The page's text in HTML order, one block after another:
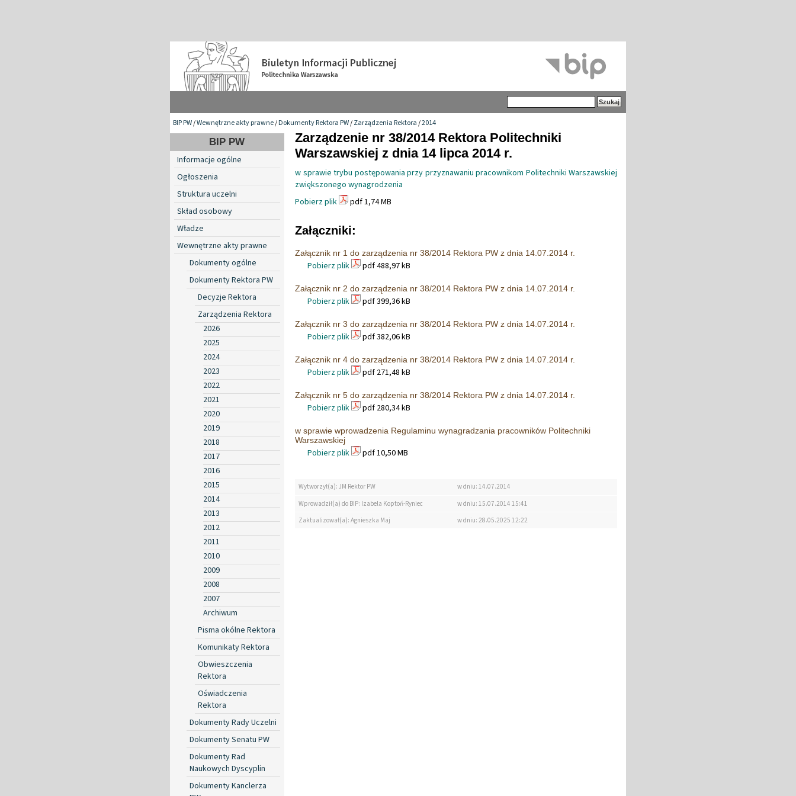
BIP PW/Wewnętrzne akty prawne/Dokumenty Rektora PW/Zarządzenia Rektora/2014
BIP PW
Informacje ogólne
Ogłoszenia
Struktura uczelni
Skład osobowy
Władze
Wewnętrzne akty prawne
Dokumenty ogólne
Dokumenty Rektora PW
Decyzje Rektora
Zarządzenia Rektora
2026
2025
2024
2023
2022
2021
2020
2019
2018
2017
2016
2015
2014
2013
2012
2011
2010
2009
2008
2007
Archiwum
Pisma okólne Rektora
Komunikaty Rektora
Obwieszczenia
Rektora
Oświadczenia
Rektora
Dokumenty Rady Uczelni
Dokumenty Senatu PW
Dokumenty Rad
Naukowych Dyscyplin
Dokumenty Kanclerza
Zarządzenie nr 38/2014 Rektora Politechniki
Warszawskiej z dnia 14 lipca 2014 r.
w sprawie trybu postępowania przy przyznawaniu pracownikom Politechniki Warszawskiej
zwiększonego wynagrodzenia
Pobierz plik
pdf 1,74 MB
Załączniki:
Załącznik nr 1 do zarządzenia nr 38/2014 Rektora PW z dnia 14.07.2014 r.
Pobierz plik pdf 488,97 kB
Załącznik nr 2 do zarządzenia nr 38/2014 Rektora PW z dnia 14.07.2014 r.
Pobierz plik pdf 399,36 kB
Załącznik nr 3 do zarządzenia nr 38/2014 Rektora PW z dnia 14.07.2014 r.
Pobierz plik pdf 382,06 kB
Załącznik nr 4 do zarządzenia nr 38/2014 Rektora PW z dnia 14.07.2014 r.
Pobierz plik pdf 271,48 kB
Załącznik nr 5 do zarządzenia nr 38/2014 Rektora PW z dnia 14.07.2014 r.
Pobierz plik pdf 280,34 kB
w sprawie wprowadzenia Regulaminu wynagradzania pracowników Politechniki
Warszawskiej
Pobierz plik pdf 10,50 MB
Wytworzył(a): JM Rektor PW
w dniu: 14.07.2014
Wprowadził(a) do BIP: Izabela Koptoń-Ryniec
w dniu: 15.07.2014 15:41
Zaktualizował(a): Agnieszka Maj
w dniu: 28.05.2025 12:22